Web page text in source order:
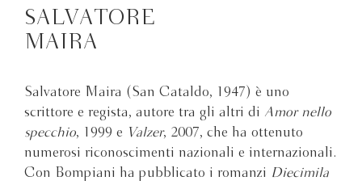
SALVATORE
MAIRA
Salvatore Maira (San Cataldo, 1947) è uno
scrittore e regista, autore tra gli altri di Amor nello
specchio, 1999 e Valzer, 2007, che ha ottenuto
numerosi riconoscimenti nazionali e internazionali.
Con Bompiani ha pubblicato i romanzi Diecimila